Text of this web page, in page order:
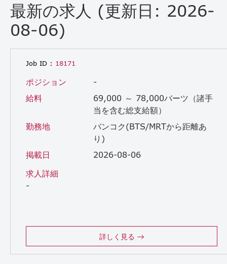
最新の求人 (更新日: 2026-
08-06)
Job ID : 18171
ポジション
-
給料
69,000 ～ 78,000バーツ（諸手
当を含む総支給額）
勤務地
バンコク(BTS/MRTから距離あ
り)
掲載日
2026-08-06
求人詳細
-
詳しく見る